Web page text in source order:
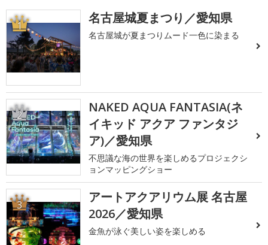
1 名古屋城夏まつり／愛知県
名古屋城が夏まつりムード一色に染まる
2
NAKED AQUA FANTASIA(ネ
イキッド アクア ファンタジ
ア)／愛知県
不思議な海の世界を楽しめるプロジェクシ
ョンマッピングショー
3
アートアクアリウム展 名古屋
2026／愛知県
金魚が泳ぐ美しい姿を楽しめる